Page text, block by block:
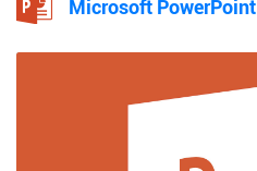
Microsoft PowerPoint